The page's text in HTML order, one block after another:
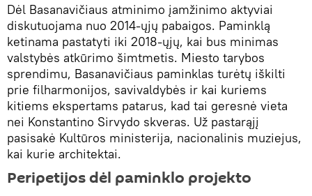
Dėl Basanavičiaus atminimo įamžinimo aktyviai
diskutuojama nuo 2014-ųjų pabaigos. Paminklą
ketinama pastatyti iki 2018-ųjų, kai bus minimas
valstybės atkūrimo šimtmetis. Miesto tarybos
sprendimu, Basanavičiaus paminklas turėtų iškilti
prie filharmonijos, savivaldybės ir kai kuriems
kitiems ekspertams patarus, kad tai geresnė vieta
nei Konstantino Sirvydo skveras. Už pastarąjį
pasisakė Kultūros ministerija, nacionalinis muziejus,
kai kurie architektai.
Peripetijos dėl paminklo projekto